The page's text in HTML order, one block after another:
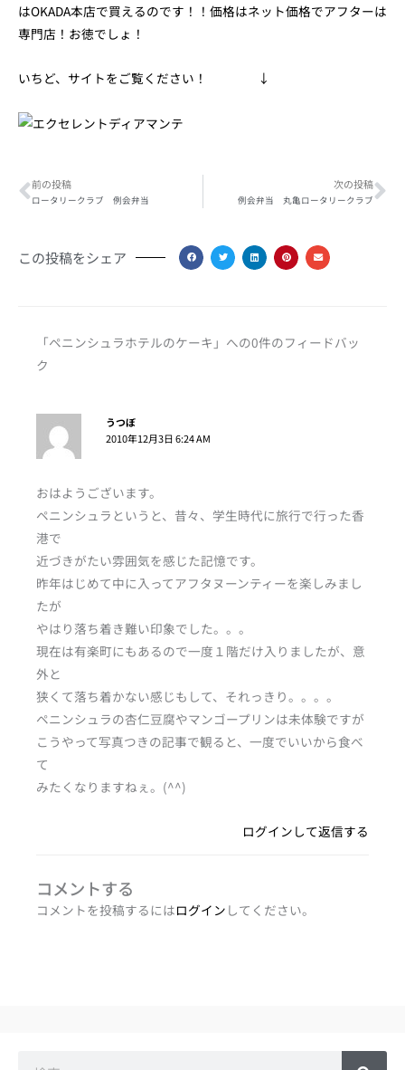
はOKADA本店で買えるのです！！価格はネット価格でアフターは
専門店！お徳でしょ！
いちど、サイトをご覧ください！ ↓
Prev
前の投稿
ロータリークラブ 例会弁当
次の投稿
例会弁当 丸亀ロータリークラブ
この投稿をシェア
「ペニンシュラホテルのケーキ」への0件のフィードバッ
ク
うつぼ
2010年12月3日 6:24 AM
おはようございます。
ペニンシュラというと、昔々、学生時代に旅行で行った香
港で
近づきがたい雰囲気を感じた記憶です。
昨年はじめて中に入ってアフタヌーンティーを楽しみまし
たが
やはり落ち着き難い印象でした。。。
現在は有楽町にもあるので一度１階だけ入りましたが、意
外と
狭くて落ち着かない感じもして、それっきり。。。。
ペニンシュラの杏仁豆腐やマンゴープリンは未体験ですが
こうやって写真つきの記事で観ると、一度でいいから食べ
て
みたくなりますねぇ。(^^)
ログインして返信する
コメントする
コメントを投稿するにはログイン してください。